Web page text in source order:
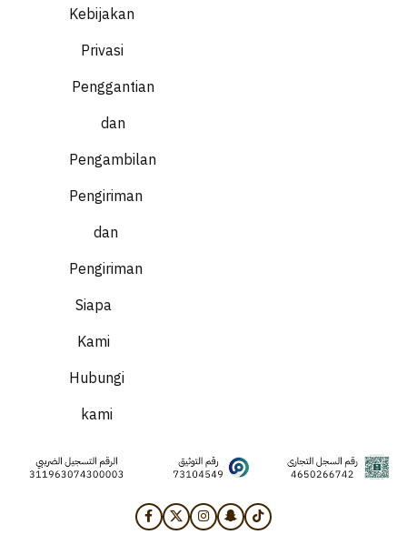
Kebijakan
Privasi
Penggantian
dan
Pengambilan
Pengiriman
dan
Pengiriman
Siapa
Kami
Hubungi
kami